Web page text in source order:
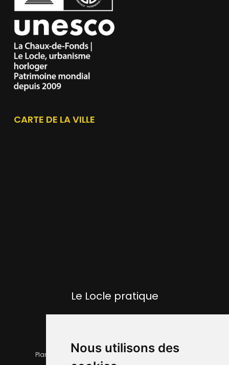
Nous utilisons des
CARTE DE LA VILLE
Le Locle pratique
Plan de la ville Horaires et services communaux